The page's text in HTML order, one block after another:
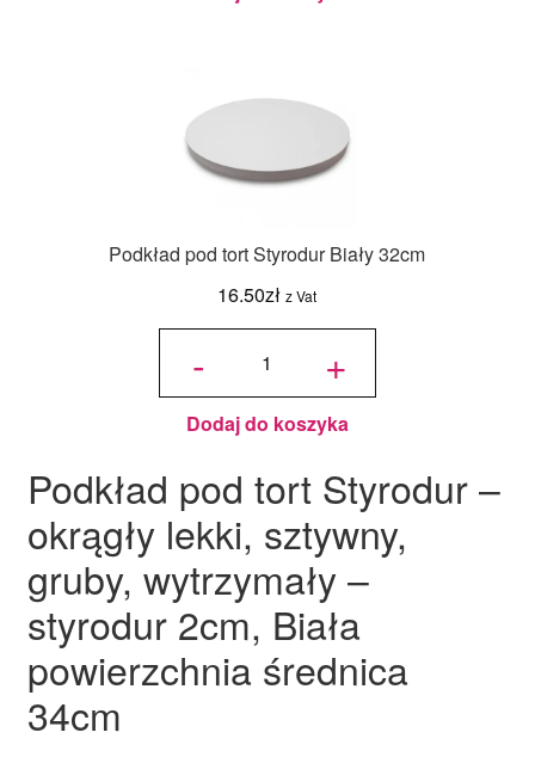
Podkład pod tort Styrodur Biały 32cm
16.50zł z Vat
-
ilość
Styrodur
Biały
32cm +
Dodaj do koszyka
Podkład pod tort Styrodur –
okrągły lekki, sztywny,
gruby, wytrzymały –
styrodur 2cm, Biała
powierzchnia średnica
34cm